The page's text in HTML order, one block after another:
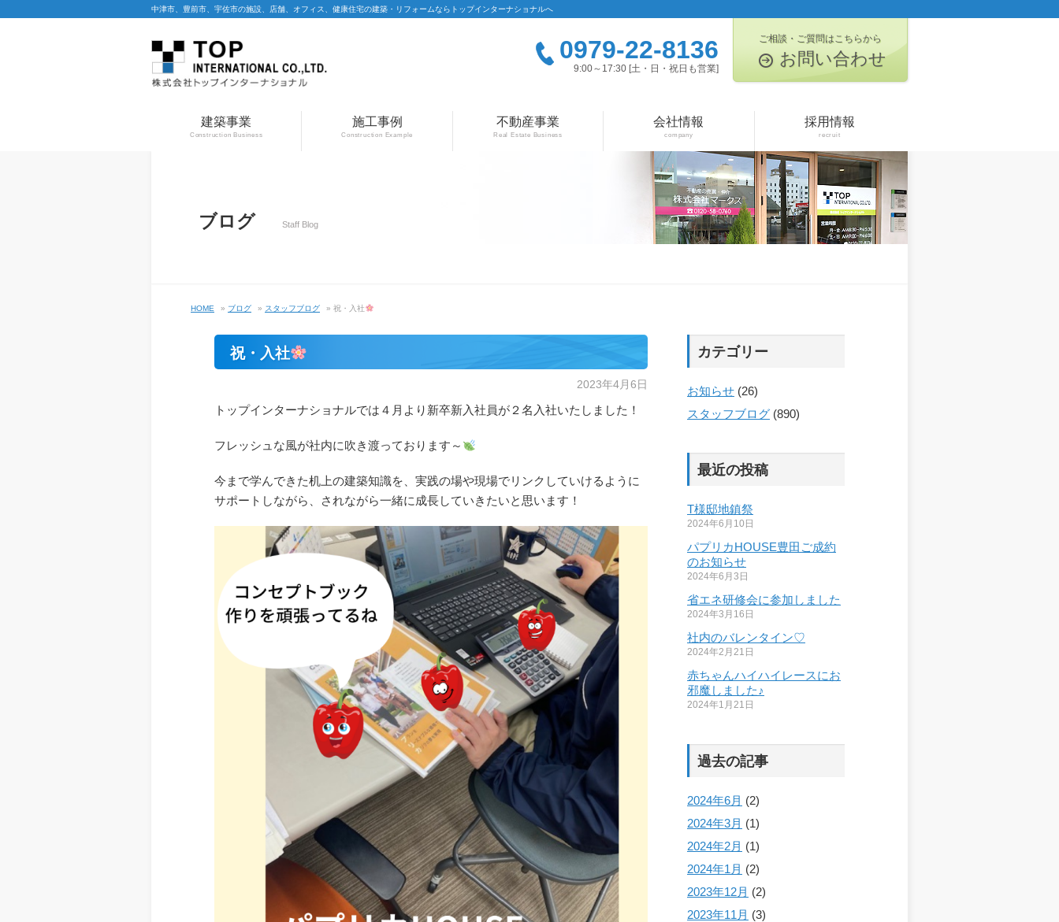
中津市、豊前市、宇佐市の施設、店舗、オフィス、健康住宅の建築・リフォームならトップインターナショナルへ
0979-22-8136
9:00～17:30 [土・日・祝日も営業]
ご相談・ご質問はこちらから
お問い合わせ
建築事業
Construction Business
施工事例
Construction Example
不動産事業
Real Estate Business
会社情報
company
採用情報
recruit
ブログ Staff Blog
HOME » ブログ » スタッフブログ » 祝・入社
祝・入社
2023年4月6日
トップインターナショナルでは４月より新卒新入社員が２名入社いたしました！
フレッシュな風が社内に吹き渡っております～
今まで学んできた机上の建築知識を、実践の場や現場でリンクしていけるように
サポートしながら、されながら一緒に成長していきたいと思います！
カテゴリー
お知らせ (26)
スタッフブログ (890)
最近の投稿
T様邸地鎮祭
2024年6月10日
パプリカHOUSE豊田ご成約
のお知らせ
2024年6月3日
省エネ研修会に参加しました
2024年3月16日
社内のバレンタイン♡
2024年2月21日
赤ちゃんハイハイレースにお
邪魔しました♪
2024年1月21日
過去の記事
2024年6月 (2)
2024年3月 (1)
2024年2月 (1)
2024年1月 (2)
2023年12月 (2)
2023年11月 (3)